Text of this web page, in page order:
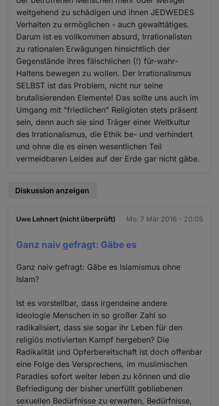
weitgehend zu schädigen und ihnen JEDWEDES
Verhalten zu ermöglichen - auch gewalttätiges.
Darum ist es vollkommen absurd, Irrationalisten
zu rationalen Erwägungen hinsichtlich der
Gegenstände ihres fälschlichen (!) für-wahr-
Haltens bewegen zu wollen. Der Irrationalismus
SELBST ist das Problem, nicht nur seine
brutalisierenden Elemente! Das sollte uns auch im
Umgang mit "friedlichen" Religioten stets präsent
sein, denn auch sie sind Träger einer Weltkultur
des Irrationalismus, die Ethik be- und verhindert
und ohne die es einen wesentlichen Teil
vermeidbaren Leides auf der Erde gar nicht gäbe.
Diskussion anzeigen
Uwe Lehnert (nicht überprüft) Mo. 7 Mär 2016 - 20:05
Ganz naiv gefragt: Gäbe es
Ganz naiv gefragt: Gäbe es Islamismus ohne
Islam?
Ist es vorstellbar, dass irgendeine andere
Ideologie Menschen in so großer Zahl so
radikalisiert, dass sie sogar ihr Leben für den
religiös motivierten Kampf hergeben? Die
Radikalität und Opferbereitschaft ist doch offenbar
eine Folge des Versprechens, im muslimischen
Paradies sofort weiter leben zu können und die
Befriedigung der bisher unerfüllt gebliebenen
sexuellen Bedürfnisse zu erwarten, Bedürfnisse,